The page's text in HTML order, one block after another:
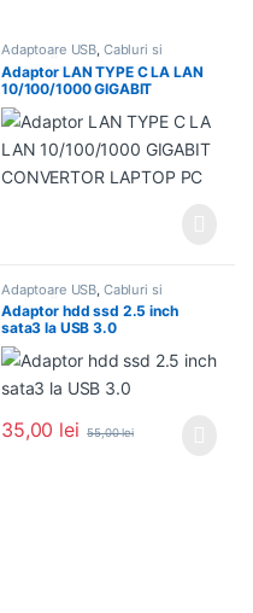
Adaptoare USB, Cabluri si
accesorii
Adaptor LAN TYPE C LA LAN
10/100/1000 GIGABIT
CONVERTOR LAPTOP PC
Adaptoare USB Cabluri si
accesorii
Adaptor hdd ssd 2.5 inch
sata3 la USB 3.0
35,00 lei 55,00lei